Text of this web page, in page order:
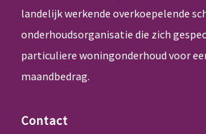
landelijk werkende overkoepelende
onderhoudsorganisatie die zich
particuliere woningonderhoud voor
maandbedrag.
Contact